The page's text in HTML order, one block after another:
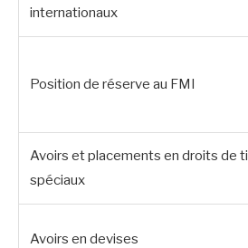
internationaux
Position de réserve au FMI
Avoirs et placements en droits de
spéciaux
Avoirs en devises